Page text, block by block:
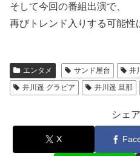
そして今回の番組出演で、
再びトレンド入りする可能性
エンタメ サンド屋台 井
井川遥 グラビア
井川遥 旦那
シェ
X